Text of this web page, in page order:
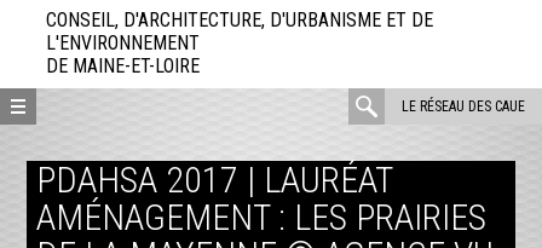
directement
contenu
CONSEIL, D'ARCHITECTURE, D'URBANISME ET DE
L'ENVIRONNEMENT
DE MAINE-ET-LOIRE
LE RÉSEAU DES CAUE
rechercher
PDAHSA 2017 | LAURÉAT
AMÉNAGEMENT : LES PRAIRIES